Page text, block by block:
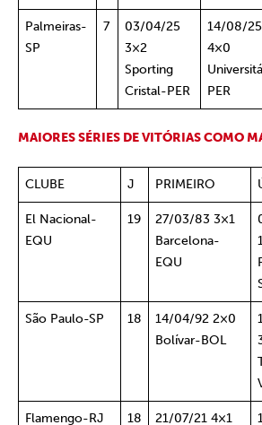
Palmeiras-
SP
7
03/04/25
3×2
Sporting
Cristal-PER
14/08/25
4×0
PER
MAIORES SÉRIES DE VITÓRIAS COMO
CLUBE J PRIMEIRO
El Nacional-
EQU
19
27/03/83 3×1
Barcelona-
EQU
São Paulo-SP 18
14/04/92 2×0
Bolívar-BOL
Flamengo-RJ 18 21/07/21 4×1